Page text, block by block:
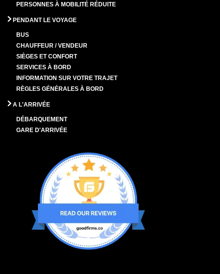
PERSONNES À MOBILITÉ RÉDUITE
PENDANT LE VOYAGE
BUS
CHAUFFEUR / VENDEUR
SIÈGES ET CONFORT
SERVICES À BORD
INFORMATION SUR VOTRE TRAJET
RÈGLES GÉNÉRALES À BORD
A L'ARRIVÉE
DÉBARQUEMENT
GARE D'ARRIVÉE